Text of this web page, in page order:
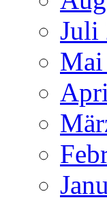
Juli
Mai